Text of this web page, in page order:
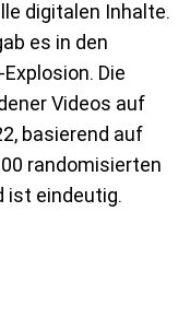
digitalen Inhalte.
es in den
Die
Videos auf
basierend auf
randomisierten
ist eindeutig.